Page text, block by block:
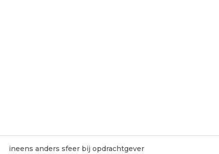
ineens anders sfeer bij opdrachtgever